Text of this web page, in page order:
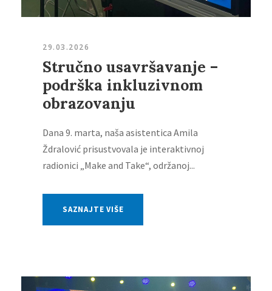
29.03.2026
Stručno usavršavanje –
podrška inkluzivnom
obrazovanju
Dana 9. marta, naša asistentica Amila
Ždralović prisustvovala je interaktivnoj
radionici „Make and Take“, održanoj...
SAZNAJTE VIŠE